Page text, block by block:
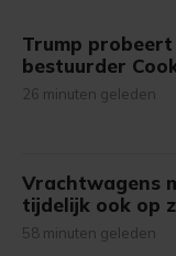
Trump
bestuurder
26 minuten geleden
Vrachtwagens
tijdelijk ook op
58 minuten geleden